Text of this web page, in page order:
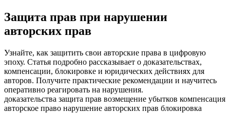
Защита прав при нарушении
авторских прав
Узнайте, как защитить свои авторские права в цифровую
эпоху. Статья подробно рассказывает о доказательствах,
компенсации, блокировке и юридических действиях для
авторов. Получите практические рекомендации и научитесь
оперативно реагировать на нарушения.
доказательства защита прав возмещение убытков компенсация
авторское право нарушение авторских прав блокировка